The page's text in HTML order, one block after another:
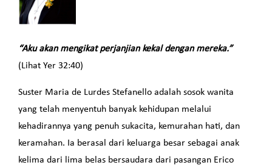
“Aku akan mengikat perjanjian kekal dengan mereka.”
(Lihat Yer 32:40)
Suster Maria de Lurdes Stefanello adalah sosok wanita
yang telah menyentuh banyak kehidupan melalui
kehadirannya yang penuh sukacita, kemurahan hati, dan
keramahan. Ia berasal dari keluarga besar sebagai anak
kelima dari lima belas bersaudara dari pasangan Erico